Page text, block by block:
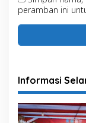
peramban ini
Informasi